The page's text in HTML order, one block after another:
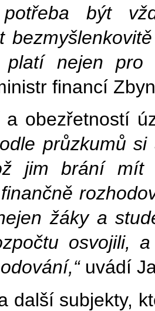
být
platí nejen pro
financí
a obezřetností
průzkumů
jim brání mít
žáky a
osvojili,
uvádí
další subjekty,